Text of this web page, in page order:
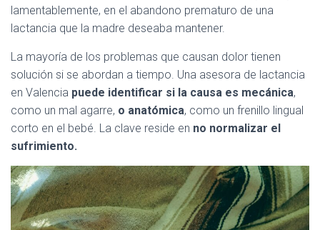
lamentablemente, en el abandono prematuro de una
lactancia que la madre deseaba mantener.
La mayoría de los problemas que causan dolor tienen
solución si se abordan a tiempo. Una asesora de lactancia
en Valencia puede identificar si la causa es mecánica,
como un mal agarre, o anatómica, como un frenillo lingual
corto en el bebé. La clave reside en no normalizar el
sufrimiento.